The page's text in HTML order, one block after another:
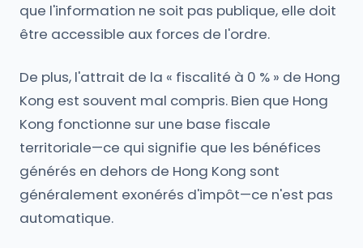
que l'information ne soit pas publique, elle doit
être accessible aux forces de l'ordre.
De plus, l'attrait de la « fiscalité à 0 % » de Hong
Kong est souvent mal compris. Bien que Hong
Kong fonctionne sur une base fiscale
territoriale—ce qui signifie que les bénéfices
générés en dehors de Hong Kong sont
généralement exonérés d'impôt—ce n'est pas
automatique.